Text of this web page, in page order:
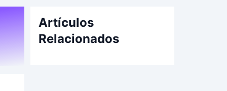
Artículos
Relacionados